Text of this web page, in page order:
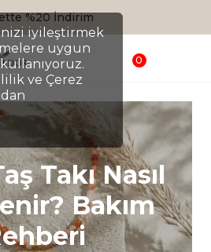
iyileştirmek
uygun
ve Çerez
%20 İndirim
0
Takı Nasıl
Bakım